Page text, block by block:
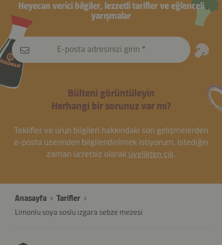
Heyecan verici bilgiler, lezzetli tarifler ve eğlenceli
yarışmalar
E-posta adresinizi girin
Bülteni görüntüleyin
Herhangi bir sorunuz var mı?
Teklifler ve ürün bilgileri hakkındaki son gelişmelerden
e-posta üzerinden bilgilendirilmek istiyorum. İstediğin
zaman ücretsiz olarak üyelikten çık.
Anasayfa
Tarifler
Limonlu soya soslu ızgara sebze mezesi